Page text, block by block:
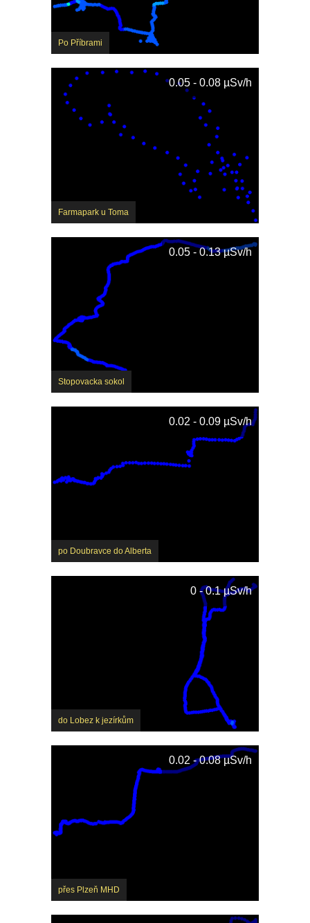
Po Příbrami
Farmapark u Toma
0.05 - 0.08 µSv/h
Stopovacka sokol
0.05 - 0.13 µSv/h
po Doubravce do Alberta
0.02 - 0.09 µSv/h
do Lobez k jezírkům
0 - 0.1 µSv/h
přes Plzeň MHD
0.02 - 0.08 µSv/h